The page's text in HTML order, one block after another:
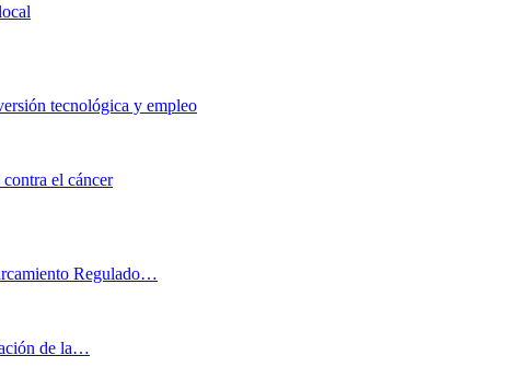
tecnológica y empleo
el cáncer
Regulado…
de la…